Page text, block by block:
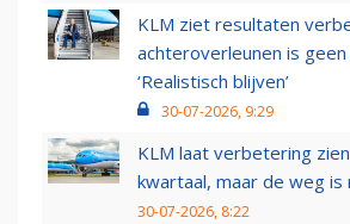
KLM ziet resultaten
achteroverleunen is
‘Realistisch blijven’
30-07-2026, 9:29
KLM laat verbetering
kwartaal, maar de weg is
30-07-2026, 8:22